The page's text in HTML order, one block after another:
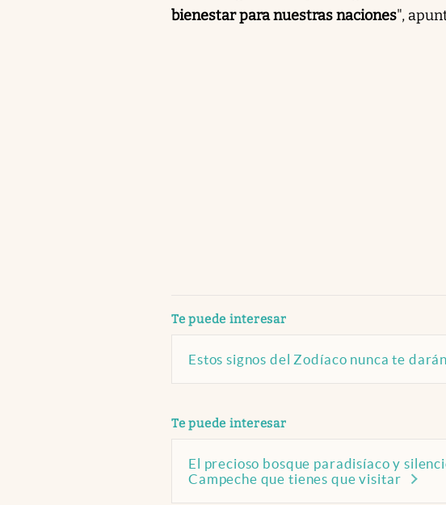
bienestar para nuestras naciones",
Te puede interesar
Estos signos del Zodíaco nunca te
abre en nueva pestaña
Te puede interesar
El precioso bosque paradisíaco y
Campeche que tienes que visitar
abre en nueva pestaña